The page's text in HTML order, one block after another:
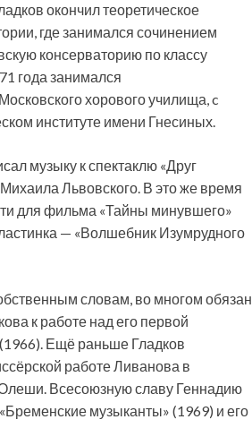
окончил теоретическое
где занимался сочинением
консерваторию по классу
года занимался
хорового училища, c
институте имени Гнесиных.
музыку к спектаклю «Друг
Львовского. В это же время
для фильма «Тайны минувшего»
— «Волшебник Изумрудного
словам, во многом обязан
к работе над его первой
Ещё раньше Гладков
работе Ливанова в
Всесоюзную славу Геннадию
музыканты» (1969) и его